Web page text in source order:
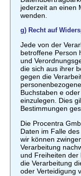
jederzeit an einen
wenden.
g) Recht auf
Jede von der
betroffene Person
und
die sich aus ihrer
gegen die
Buchstaben e
einzulegen. Dies
Bestimmungen
Die Procentra
Daten im Falle
wir können
Verarbeitung
und Freiheiten der
die Verarbeitung
oder Verteidigung